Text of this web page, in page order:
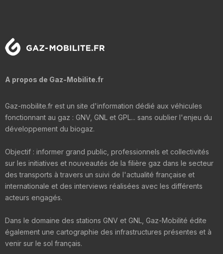
A propos de Gaz-Mobilite.fr
Gaz-mobilite.fr est un site d'information dédié aux véhicules
fonctionnant au gaz : GNV, GNL et GPL... sans oublier l'enjeu du
développement du biogaz.
Objectif : informer grand public, professionnels et collectivités
sur les initiatives et nouveautés de la filière gaz dans le secteur
des transports à travers un suivi de l'actualité française et
internationale et des interviews réalisées avec les différents
acteurs engagés.
Dans le domaine des stations GNV et GNL, Gaz-Mobilité édite
également une cartographie des infrastructures présentes et à
venir sur le sol français.